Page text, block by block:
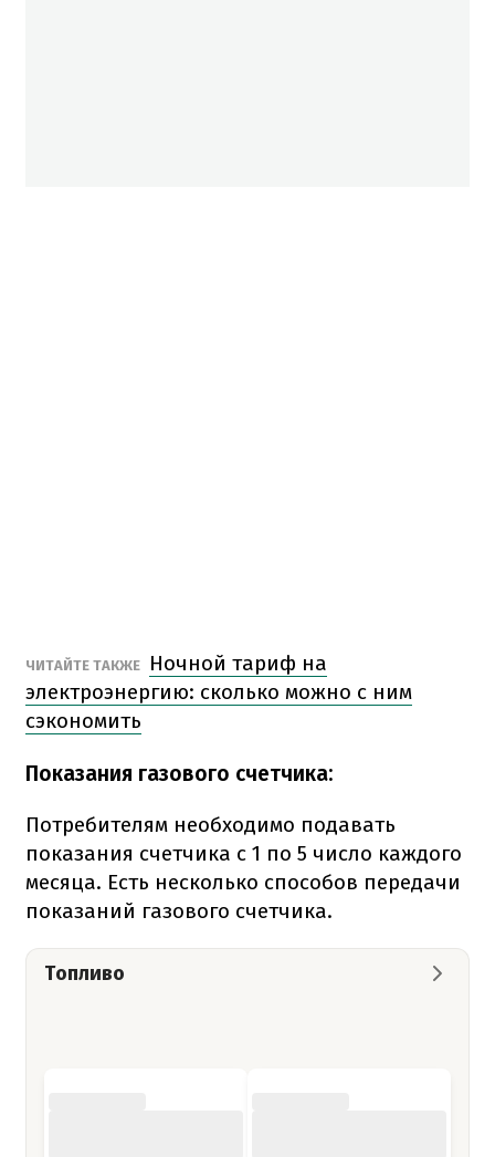
ЧИТАЙТЕ ТАКЖЕ
Ночной тариф на
электроэнергию: сколько можно с ним
сэкономить
Показания газового счетчика:
Потребителям необходимо подавать
показания счетчика с 1 по 5 число каждого
месяца. Есть несколько способов передачи
показаний газового счетчика.
Топливо